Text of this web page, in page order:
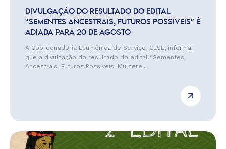
DIVULGAÇÃO DO RESULTADO DO EDITAL
“SEMENTES ANCESTRAIS, FUTUROS POSSÍVEIS” É
ADIADA PARA 20 DE AGOSTO
A Coordenadoria Ecumênica de Serviço, CESE, informa
que a divulgação do resultado do edital “Sementes
Ancestrais, Futuros Possíveis: Mulhere...